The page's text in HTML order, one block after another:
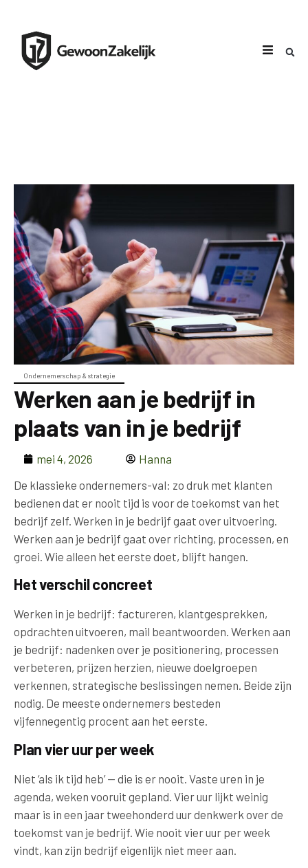
Ondernemerschap & strategie
Werken aan je bedrijf in
plaats van in je bedrijf
mei 4, 2026
Hanna
De klassieke ondernemers-val: zo druk met klanten
bedienen dat er nooit tijd is voor de toekomst van het
bedrijf zelf. Werken in je bedrijf gaat over uitvoering.
Werken aan je bedrijf gaat over richting, processen, en
groei. Wie alleen het eerste doet, blijft hangen.
Het verschil concreet
Werken in je bedrijf: factureren, klantgesprekken,
opdrachten uitvoeren, mail beantwoorden. Werken aan
je bedrijf: nadenken over je positionering, processen
verbeteren, prijzen herzien, nieuwe doelgroepen
verkennen, strategische beslissingen nemen. Beide zijn
nodig. De meeste ondernemers besteden
vijfennegentig procent aan het eerste.
Plan vier uur per week
Niet ‘als ik tijd heb’ — die is er nooit. Vaste uren in je
agenda, weken vooruit gepland. Vier uur lijkt weinig
maar is in een jaar tweehonderd uur denkwerk over de
toekomst van je bedrijf. Wie nooit vier uur per week
vindt, kan zijn bedrijf eigenlijk niet meer aan.